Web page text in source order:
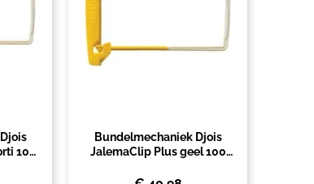
100
Bundelmechaniek Djois
JalemaClip Plus geel 100